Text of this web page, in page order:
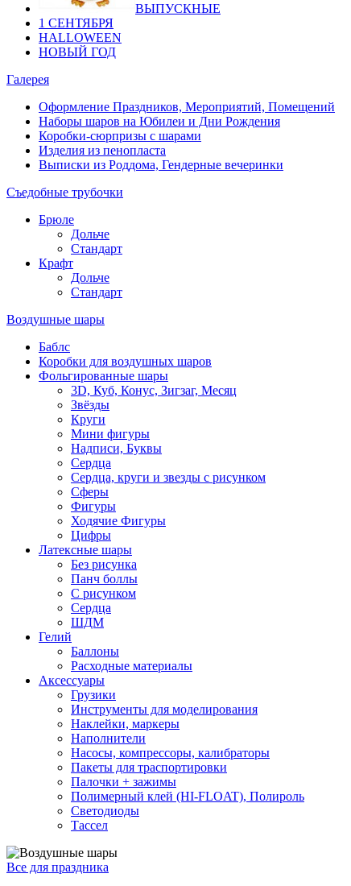
ВЫПУСКНЫЕ
1 СЕНТЯБРЯ
HALLOWEEN
НОВЫЙ ГОД
Галерея
Оформление Праздников, Мероприятий, Помещений
Наборы шаров на Юбилеи и Дни Рождения
Коробки-сюрпризы с шарами
Изделия из пенопласта
Выписки из Роддома, Гендерные вечеринки
Съедобные трубочки
Брюле
Дольче
Стандарт
Крафт
Дольче
Стандарт
Воздушные шары
Баблс
Коробки для воздушных шаров
Фольгированные шары
3D, Куб, Конус, Зигзаг, Месяц
Звёзды
Круги
Мини фигуры
Надписи, Буквы
Сердца
Сердца, круги и звезды с рисунком
Сферы
Фигуры
Ходячие Фигуры
Цифры
Латексные шары
Без рисунка
Панч боллы
С рисунком
Сердца
ШДМ
Гелий
Баллоны
Расходные материалы
Аксессуары
Грузики
Инструменты для моделирования
Наклейки, маркеры
Наполнители
Насосы, компрессоры, калибраторы
Пакеты для траспортировки
Палочки + зажимы
Полимерный клей (HI-FLOAT), Полироль
Светодиоды
Тассел
Все для праздника